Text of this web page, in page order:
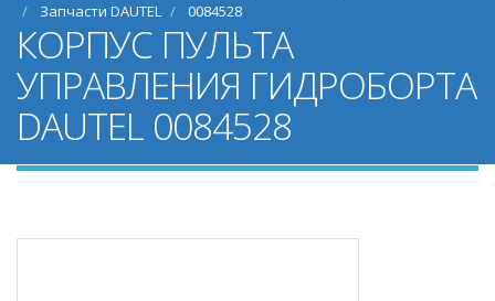
Запчасти DAUTEL
0084528
КОРПУС ПУЛЬТА
УПРАВЛЕНИЯ ГИДРОБОРТА
DAUTEL 0084528